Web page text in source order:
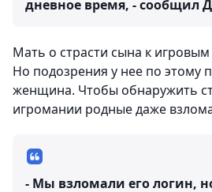
дневное время, - сообщил
Мать о страсти сына к
Но подозрения у нее по этому
женщина. Чтобы обнаружить
игромании родные даже
- Мы взломали его логин,